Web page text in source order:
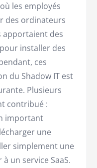
les employés
des ordinateurs
apportaient des
installer des
ces
du Shadow IT est
Plusieurs
contribué :
important
une
simplement une
un service SaaS.